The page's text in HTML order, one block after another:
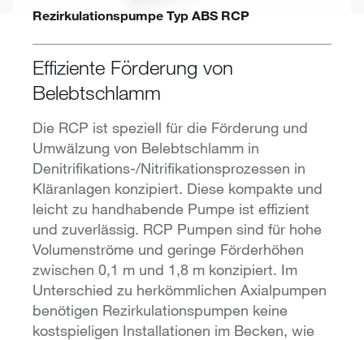
Rezirkulationspumpe Typ ABS RCP
Effiziente Förderung von
Belebtschlamm
Die RCP ist speziell für die Förderung und
Umwälzung von Belebtschlamm in
Denitrifikations-/Nitrifikationsprozessen in
Kläranlagen konzipiert. Diese kompakte und
leicht zu handhabende Pumpe ist effizient
und zuverlässig. RCP Pumpen sind für hohe
Volumenströme und geringe Förderhöhen
zwischen 0,1 m und 1,8 m konzipiert. Im
Unterschied zu herkömmlichen Axialpumpen
benötigen Rezirkulationspumpen keine
kostspieligen Installationen im Becken, wie